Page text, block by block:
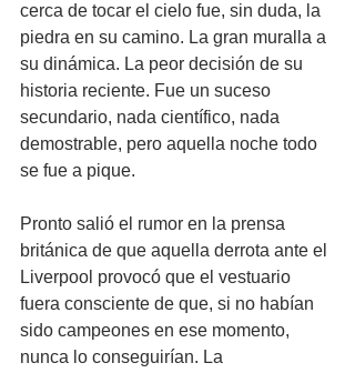
cerca de tocar el cielo fue, sin duda, la
piedra en su camino. La gran muralla a
su dinámica. La peor decisión de su
historia reciente. Fue un suceso
secundario, nada científico, nada
demostrable, pero aquella noche todo
se fue a pique.
Pronto salió el rumor en la prensa
británica de que aquella derrota ante el
Liverpool provocó que el vestuario
fuera consciente de que, si no habían
sido campeones en ese momento,
nunca lo conseguirían. La